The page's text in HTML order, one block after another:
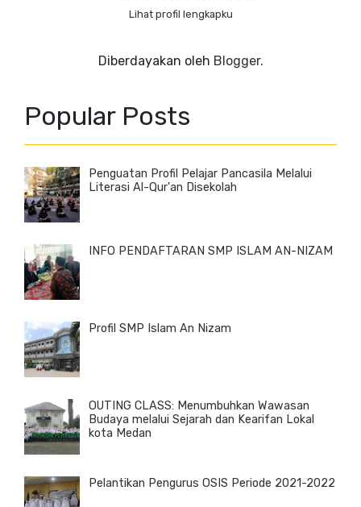
Lihat profil lengkapku
Diberdayakan oleh Blogger.
Popular Posts
Penguatan Profil Pelajar Pancasila Melalui
Literasi Al-Qur'an Disekolah
INFO PENDAFTARAN SMP ISLAM AN-NIZAM
Profil SMP Islam An Nizam
OUTING CLASS: Menumbuhkan Wawasan
Budaya melalui Sejarah dan Kearifan Lokal
kota Medan
Pelantikan Pengurus OSIS Periode 2021-2022